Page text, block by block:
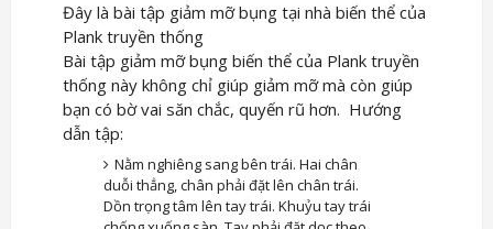
Đây là bài tập giảm mỡ bụng tại nhà biến thể của
Plank truyền thống
Bài tập giảm mỡ bụng biến thể của Plank truyền
thống này không chỉ giúp giảm mỡ mà còn giúp
bạn có bờ vai săn chắc, quyến rũ hơn. Hướng
dẫn tập:
Nằm nghiêng sang bên trái. Hai chân
duỗi thẳng, chân phải đặt lên chân trái.
Dồn trọng tâm lên tay trái. Khuỷu tay trái